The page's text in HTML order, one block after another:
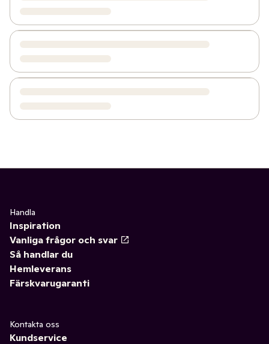
Handla
Inspiration
Vanliga frågor och svar
Så handlar du
Hemleverans
Färskvarugaranti
Kontakta oss
Kundservice